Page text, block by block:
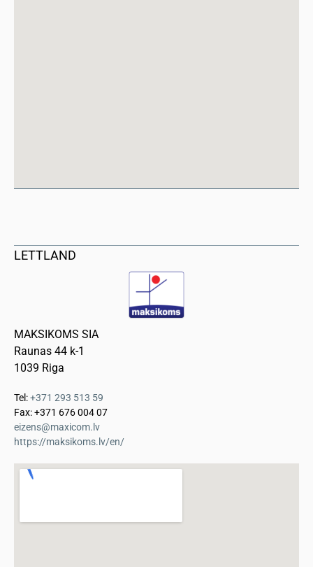
LETTLAND
MAKSIKOMS SIA
Raunas 44 k-1
1039 Riga
Tel:+371 293 513 59
Fax: +371 676 004 07
eizens@maxicom.lv
https://maksikoms.lv/en/